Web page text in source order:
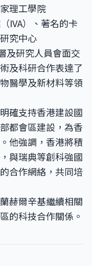
理工學院
IVA）、著名的卡
究中心
及研究人員會面交
及科研合作表達了
醫學及新材料等領
確支持香港建設國
都會區建設，為香
他強調，香港將積
與瑞典等創科強國
合作網絡，共同培
赫爾辛基繼續相關
的科技合作關係。